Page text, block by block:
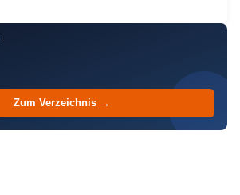
Zum Verzeichnis →